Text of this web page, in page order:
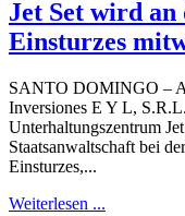
Jet Set wird an
Einsturzes
SANTO DOMINGO –
Inversiones E Y L,
Unterhaltungszentrum
Staatsanwaltschaft bei
Einsturzes,...
Weiterlesen ...